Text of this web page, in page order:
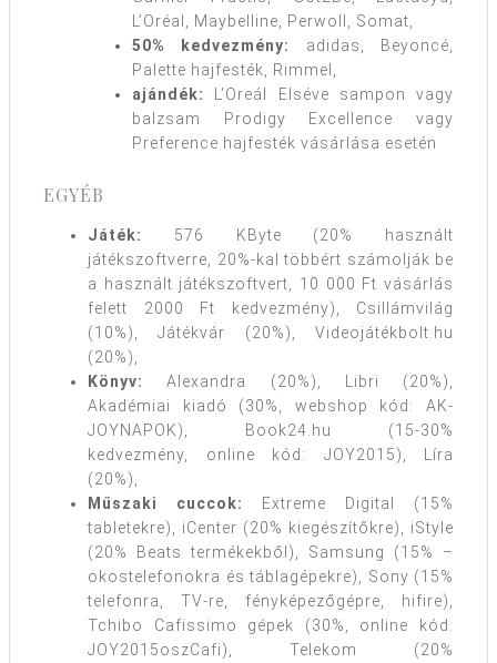
L’Oréal, Maybelline, Perwoll, Somat,
50% kedvezmény:
adidas, Beyoncé,
Palette hajfesték, Rimmel,
ajándék:
L’Oreál Elséve sampon vagy
balzsam Prodigy Excellence vagy
Preference hajfesték vásárlása esetén
EGYÉB
Játék:
576 KByte (20% használt
játékszoftverre, 20%-kal többért számolják be
a használt játékszoftvert, 10 000 Ft vásárlás
felett 2000 Ft kedvezmény), Csillámvilág
(10%), Játékvár (20%), Videojátékbolt.hu
(20%),
Könyv:
Alexandra (20%), Libri (20%),
Akadémiai kiadó (30%, webshop kód: AK-
JOYNAPOK), Book24.hu (15-30%
kedvezmény, online kód: JOY2015), Líra
(20%),
Műszaki cuccok:
Extreme Digital (15%
tabletekre), iCenter (20% kiegészítőkre), iStyle
(20% Beats termékekből), Samsung (15% –
okostelefonokra és táblagépekre), Sony (15%
telefonra, TV-re, fényképezőgépre, hifire),
Tchibo Cafissimo gépek (30%, online kód:
JOY2015oszCafi), Telekom (20%